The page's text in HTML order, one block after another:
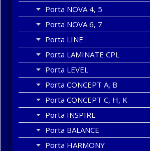
Porta NOVA 4, 5
Porta NOVA 6, 7
Porta LINE
Porta LAMINATE CPL
Porta LEVEL
Porta CONCEPT A, B
Porta CONCEPT C, H, K
Porta INSPIRE
Porta BALANCE
Porta HARMONY